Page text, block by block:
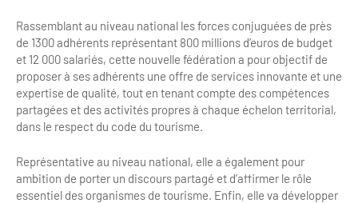
Annuaire accessibilité
Le Label Villes et Villages Fleuris
L'organisation du label
S'investir dans le label
L'organisation des visites
Remise des Prix
Inscription à la newsletter
Institutionnels du tourisme
Grands Evènements
Rassemblant au niveau national les forces conjuguées de près
de 1300 adhérents représentant 800 millions d’euros de budget
et 12 000 salariés, cette nouvelle fédération a pour objectif de
proposer à ses adhérents une offre de services innovante et une
expertise de qualité, tout en tenant compte des compétences
partagées et des activités propres à chaque échelon territorial,
dans le respect du code du tourisme.
Représentative au niveau national, elle a également pour
ambition de porter un discours partagé et d’affirmer le rôle
essentiel des organismes de tourisme. Enfin, elle va développer